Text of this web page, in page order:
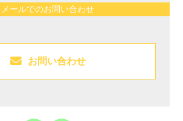
メールでのお問い合わせ
お問い合わせ